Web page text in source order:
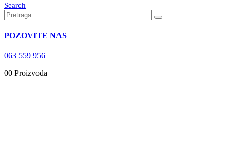
Search
POZOVITE NAS
063 559 956
00 Proizvoda